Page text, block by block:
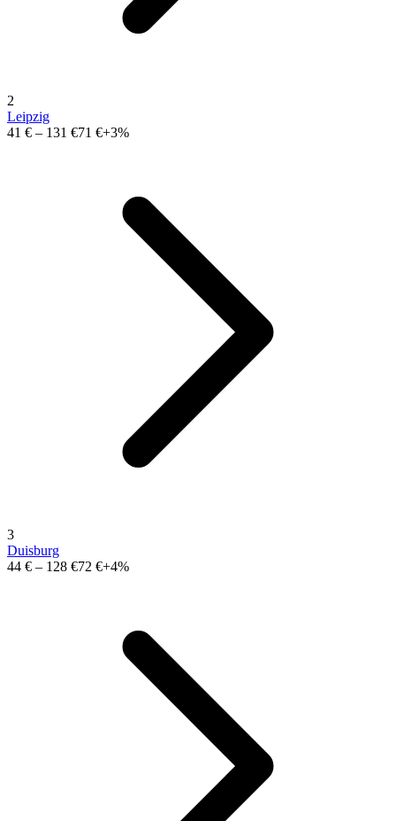
2
Leipzig
41 € – 131 €71 €+3%
3
Duisburg
44 € – 128 €72 €+4%